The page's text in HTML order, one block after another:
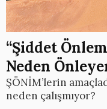
“Şiddet
Neden
ŞÖNİM’lerin
neden çalışmıyor?